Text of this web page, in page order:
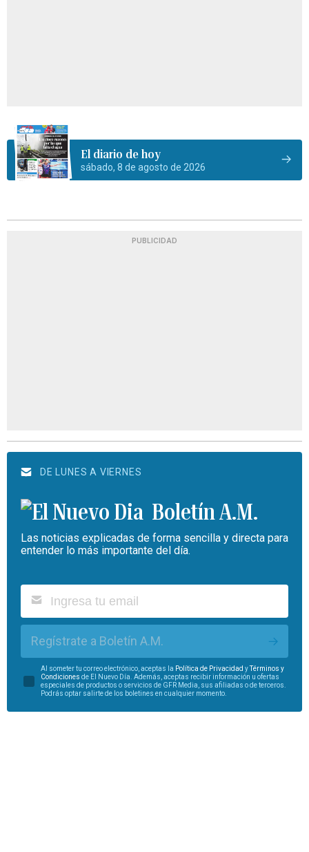
El diario de hoy
sábado, 8 de agosto de 2026
PUBLICIDAD
DE LUNES A VIERNES
Boletín A.M.
Las noticias explicadas de forma sencilla y directa para
entender lo más importante del día.
Regístrate a Boletín A.M.
Al someter tu correo electrónico, aceptas la Política de Privacidad y
Términos y
Condiciones de El Nuevo Día. Además, aceptas recibir información u ofertas
especiales de productos o servicios de GFR Media, sus afiliadas o de terceros.
Podrás optar salirte de los boletines en cualquier momento.